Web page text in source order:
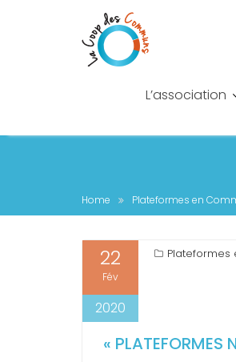
L’association
Home Plateformes en
22
Fév
2020
Plateformes
« PLATEFORMES